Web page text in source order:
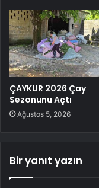
ÇAYKUR 2026 Çay
Sezonunu Açtı
Ağustos 5, 2026
Bir yanıt yazın